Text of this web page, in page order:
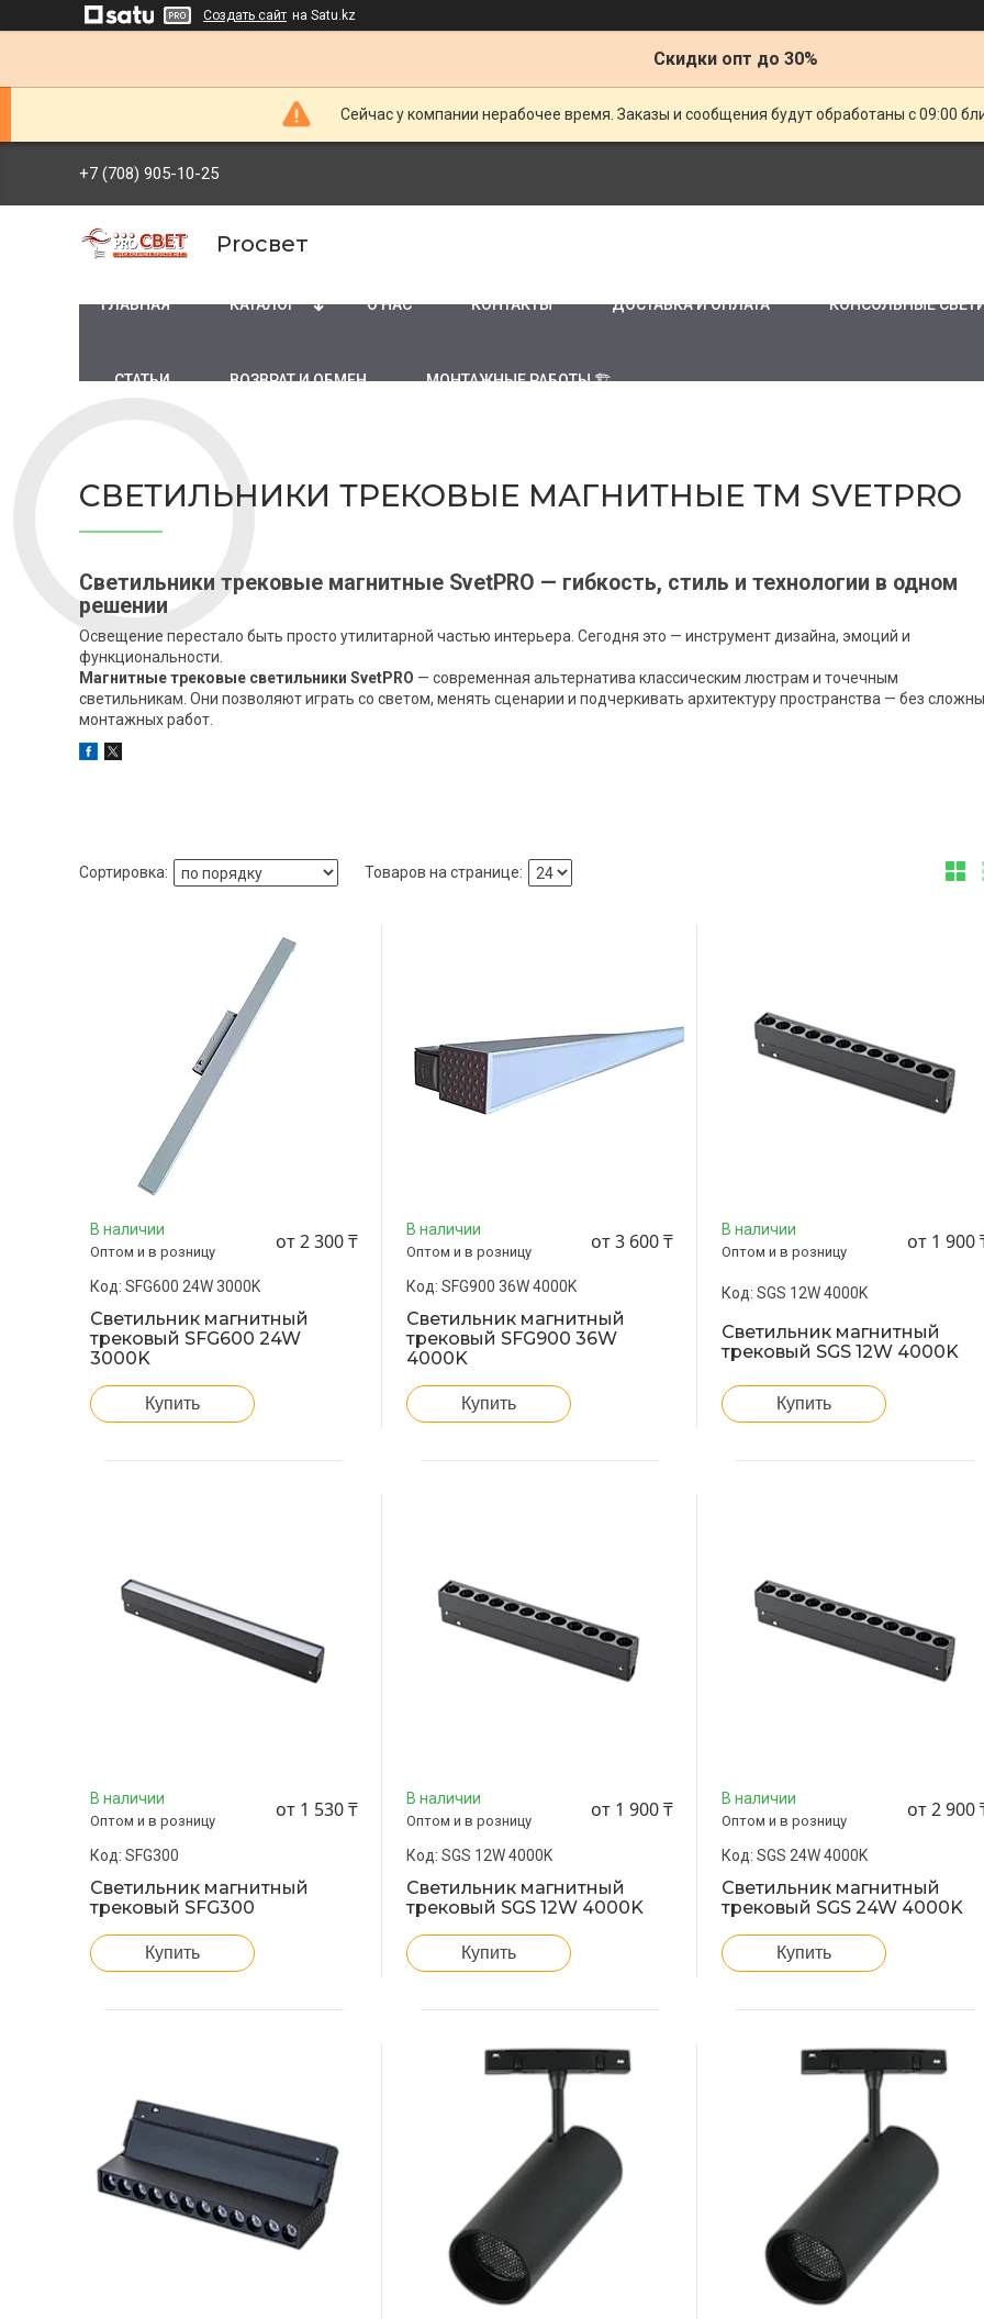
Создать сайт на Satu.kz
Скидки опт до 30%
Сейчас у компании нерабочее время. Заказы и сообщения будут обработаны с 09:00
+7 (708) 905-10-25
Proсвет
ГЛАВНАЯ КАТАЛОГ О НАС КОНТАКТЫ ДОСТАВКА И ОПЛАТА КОНСОЛЬНЫЕ
СТАТЬИ ВОЗВРАТ И ОБМЕН МОНТАЖНЫЕ РАБОТЫ 🏗
СВЕТИЛЬНИКИ ТРЕКОВЫЕ МАГНИТНЫЕ ТМ SVETPRO
Светильники трековые магнитные SvetPRO — гибкость, стиль и технологии в одном
решении
Освещение перестало быть просто утилитарной частью интерьера. Сегодня это — инструмент дизайна, эмоций и
функциональности.
Магнитные трековые светильники SvetPRO — современная альтернатива классическим люстрам и точечным
светильникам. Они позволяют играть со светом, менять сценарии и подчеркивать архитектуру пространства — без
монтажных работ.
В наличии
Оптом и в розницу от 2 300 ₸
SFG600 24W 3000K
Светильник магнитный
трековый SFG600 24W
3000K
Купить
В наличии
Оптом и в розницу от 3 600 ₸
SFG900 36W 4000K
Светильник магнитный
трековый SFG900 36W
4000K
Купить
В наличии
Оптом и в розницу от 1 900
SGS 12W 4000K
Светильник магнитный
трековый SGS 12W 4000K
Купить
В наличии
Оптом и в розницу от 1 530 ₸
SFG300
Светильник магнитный
трековый SFG300
Купить
В наличии
Оптом и в розницу от 1 900 ₸
SGS 12W 4000K
Светильник магнитный
трековый SGS 12W 4000K
Купить
В наличии
Оптом и в розницу от 2 900
SGS 24W 4000K
Светильник магнитный
трековый SGS 24W 4000K
Купить